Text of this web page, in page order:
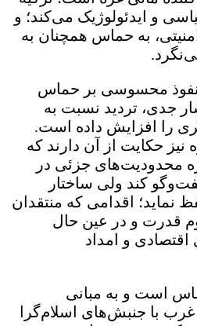
و ایدئولوژیک می‌کند؛ و
به حماس همچنان به
نفوذ محسوسی بر حماس
جدی، تردید نسبت به
را افزایش داده است.
حکایت از آن دارند که
محدودیت‌های جزئی در
کند ولی ساختار
نماید؛ اقدامی که منتقدان
قدرت و در عین حال
و امداد
است و به مبانی
با جنبش‌های اسلام‌گرا